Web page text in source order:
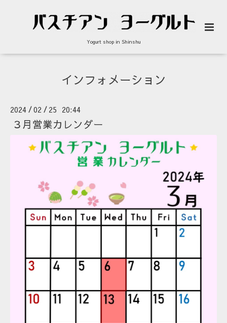
Yogurt shop in Shinshu
インフォメーション
2024 /02 / 25 20:44
３月営業カレンダー